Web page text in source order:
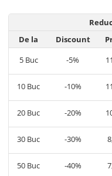
De la
Discount
5Buc -5%
10 Buc -10%
20 Buc -20%
30 Buc -30%
50 Buc -40%